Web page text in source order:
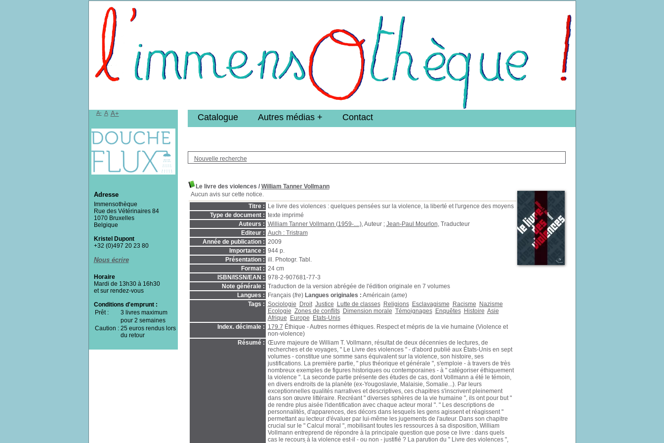
Nouvelle recherche
Le livre des violences / William Tanner Vollmann
Aucun avis sur cette notice.
Titre :
Le livre des violences : quelques pensées sur la violence, la liberté et l'urgence des moyens
Type de document : texte imprimé
Auteurs : William Tanner Vollmann (1959-....), Auteur ; Jean-Paul Mourlon, Traducteur
Editeur : Auch : Tristram
Année de publication : 2009
Importance : 944 p.
Présentation : ill. Photogr. Tabl.
Format : 24 cm
ISBN/ISSN/EAN : 978-2-907681-77-3
Note générale : Traduction de la version abrégée de l'édition originale en 7 volumes
Langues :
Français (fre) Langues originales : Américain (ame)
Tags : Sociologie Droit Justice Lutte de classes Religions Esclavagisme Racisme
Nazisme
Ecologie Zones de conflits Dimension morale Témoignages Enquêtes Histoire Asie
Afrique
Europe
Etats-Unis
Index. décimale : 179.7 Éthique - Autres normes éthiques. Respect et mépris de la vie humaine (Violence et
non-violence)
Résumé : Œuvre majeure de William T. Vollmann, résultat de deux décennies de lectures, de
recherches et de voyages, " Le Livre des violences " - d'abord publié aux États-Unis en sept
volumes - constitue une somme sans équivalent sur la violence, son histoire, ses
justifications. La première partie, " plus théorique et générale ", s'emploie - à travers de très
nombreux exemples de figures historiques ou contemporaines - à " catégoriser éthiquement
la violence ". La seconde partie présente des études de cas, dont Vollmann a été le témoin,
en divers endroits de la planète (ex-Yougoslavie, Malaisie, Somalie...). Par leurs
exceptionnelles qualités narratives et descriptives, ces chapitres s'inscrivent pleinement
dans son œuvre littéraire. Recréant " diverses sphères de la vie humaine ", ils ont pour but "
de rendre plus aisée l'identification avec chaque acteur moral ". " Les descriptions de
personnalités, d'apparences, des décors dans lesquels les gens agissent et réagissent "
permettant au lecteur d'évaluer par lui-même les jugements de l'auteur. Dans son chapitre
crucial sur le " Calcul moral ", mobilisant toutes les ressources à sa disposition, William
Vollmann entreprend de répondre à la principale question que pose ce livre : dans quels
cas le recours à la violence est-il - ou non - justifié ? La parution du " Livre des violences ",
Catalogue Autres médias Contact
A- A A+
Adresse
Immensothèque
Rue des Vétérinaires 84
1070 Bruxelles
Belgique
Kristel Dupont
+32 (0)497 20 23 80
Nous écrire
Horaire
Mardi de 13h30 à 16h30
et sur rendez-vous
Conditions d'emprunt :
Prêt :
3 livres maximum
pour 2 semaines
Caution : 25 euros rendus lors
du retour